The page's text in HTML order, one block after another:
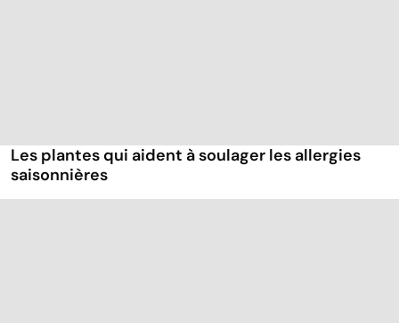
Les plantes qui aident à soulager les allergies
saisonnières